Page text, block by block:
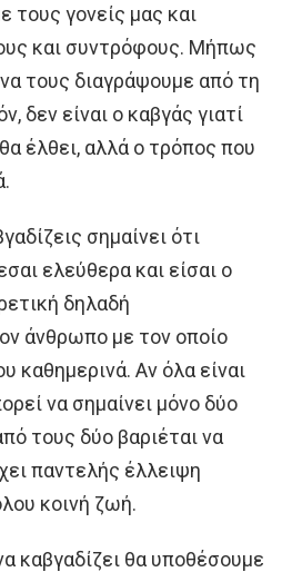
τους γονείς μας και
και συντρόφους. Μήπως
τους διαγράψουμε από τη
δεν είναι ο καβγάς γιατί
έλθει, αλλά ο τρόπος που
σημαίνει ότι
ελεύθερα και είσαι ο
δηλαδή
άνθρωπο με τον οποίο
καθημερινά. Αν όλα είναι
να σημαίνει μόνο δύο
τους δύο βαριέται να
παντελής έλλειψη
κοινή ζωή.
καβγαδίζει θα υποθέσουμε